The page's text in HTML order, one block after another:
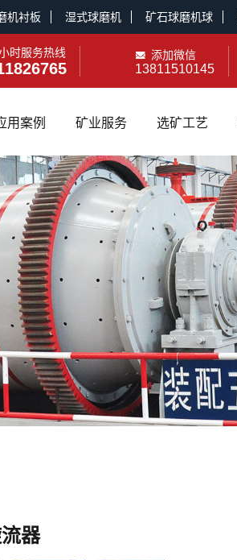
机衬板 湿式球磨机 矿石球磨机球
时服务热线 添加微信
13811510145
用案例 矿业服务 选矿工艺
器